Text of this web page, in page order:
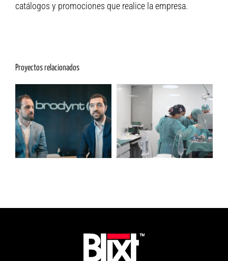
catálogos y promociones que realice la empresa.
Proyectos relacionados
– Videos para